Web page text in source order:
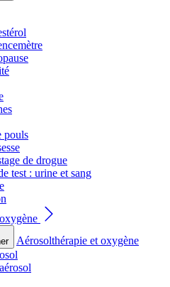
pouls
de drogue
test : urine et sang
Aérosolthérapie et oxygène